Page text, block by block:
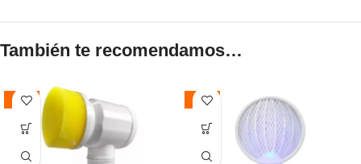
También te recomendamos…
-45% -47%